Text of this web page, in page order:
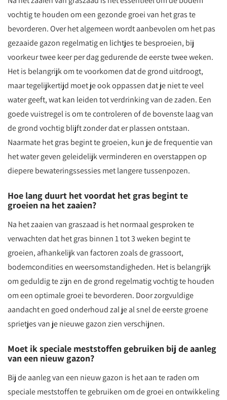
vochtig te houden om een gezonde groei van het gras te
bevorderen. Over het algemeen wordt aanbevolen om het pas
gezaaide gazon regelmatig en lichtjes te besproeien, bij
voorkeur twee keer per dag gedurende de eerste twee weken.
Het is belangrijk om te voorkomen dat de grond uitdroogt,
maar tegelijkertijd moet je ook oppassen dat je niet te veel
water geeft, wat kan leiden tot verdrinking van de zaden. Een
goede vuistregel is om te controleren of de bovenste laag van
de grond vochtig blijft zonder dat er plassen ontstaan.
Naarmate het gras begint te groeien, kun je de frequentie van
het water geven geleidelijk verminderen en overstappen op
diepere bewateringssessies met langere tussenpozen.
Hoe lang duurt het voordat het gras begint te
groeien na het zaaien?
Na het zaaien van graszaad is het normaal gesproken te
verwachten dat het gras binnen 1 tot 3 weken begint te
groeien, afhankelijk van factoren zoals de grassoort,
bodemcondities en weersomstandigheden. Het is belangrijk
om geduldig te zijn en de grond regelmatig vochtig te houden
om een optimale groei te bevorderen. Door zorgvuldige
aandacht en goed onderhoud zal je al snel de eerste groene
sprietjes van je nieuwe gazon zien verschijnen.
Moet ik speciale meststoffen gebruiken bij de aanleg
van een nieuw gazon?
Bij de aanleg van een nieuw gazon is het aan te raden om
speciale meststoffen te gebruiken om de groei en ontwikkeling